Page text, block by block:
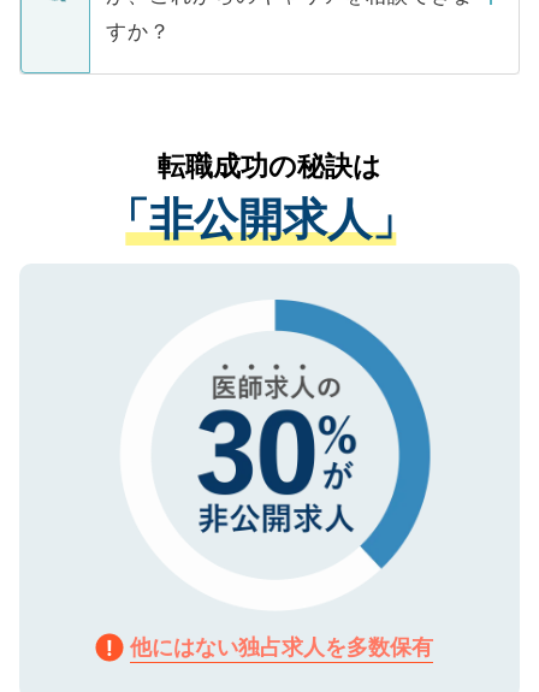
ています。
ご本人のキャリアアップおよび転職活動の
支援を目的に使用いたします。お預かりし
ているすべての個人データはご本人の許可
は、個人情報の取り扱いについての厳密な
管理基準を満たした事業者のみに付与され
る、プライバシーマークを取得済みです。
で、機密保持に関してもご安心ください。
すか？
かがいして、現在の医療機関の状況や紹介
経験をまじえながら、適切なアドバイスを
させていただきます。すぐにご転職をされ
ない方には、長期的なサポートが可能です
ので、まずはご登録ください。
転職成功の秘訣は
「非公開求人」
他にはない独占求人を多数保有